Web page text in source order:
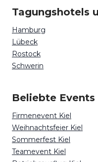
Hamburg
Lübeck
Rostock
Schwerin
Firmenevent Kiel
Weihnachtsfeier Kiel
Sommerfest Kiel
Teamevent Kiel